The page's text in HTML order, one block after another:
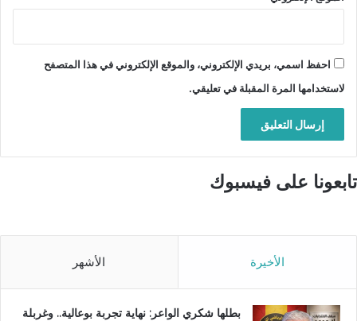
احفظ اسمي، بريدي الإلكتروني، والموقع الإلكتروني في هذا المتصفح
لاستخدامها المرة المقبلة في تعليقي.
تابعونا على فيسبوك
الأخيرة الأشهر
بطلها شكري الواعر: نهاية تجربة بوعالية.. وغربلة